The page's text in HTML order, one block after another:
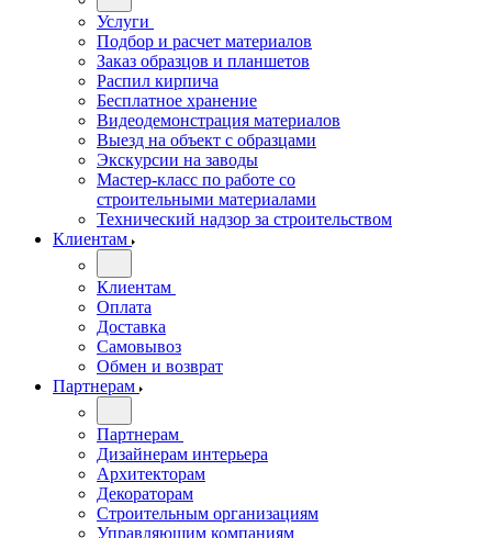
Услуги
Подбор и расчет материалов
Заказ образцов и планшетов
Распил кирпича
Бесплатное хранение
Видеодемонстрация материалов
Выезд на объект с образцами
Экскурсии на заводы
Мастер-класс по работе со
строительными материалами
Технический надзор за строительством
Клиентам
Клиентам
Оплата
Доставка
Самовывоз
Обмен и возврат
Партнерам
Партнерам
Дизайнерам интерьера
Архитекторам
Декораторам
Строительным организациям
Управляющим компаниям